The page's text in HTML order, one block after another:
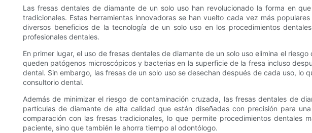
Las fresas dentales de diamante de un solo uso han revolucionado la forma en
tradicionales. Estas herramientas innovadoras se han vuelto cada vez más
diversos beneficios de la tecnología de un solo uso en los procedimientos
profesionales dentales.
En primer lugar, el uso de fresas dentales de diamante de un solo uso elimina el
queden patógenos microscópicos y bacterias en la superficie de la fresa incluso
dental. Sin embargo, las fresas de un solo uso se desechan después de cada uso,
consultorio dental.
Además de minimizar el riesgo de contaminación cruzada, las fresas dentales de
partículas de diamante de alta calidad que están diseñadas con precisión para
comparación con las fresas tradicionales, lo que permite procedimientos dentales
paciente, sino que también le ahorra tiempo al odontólogo.